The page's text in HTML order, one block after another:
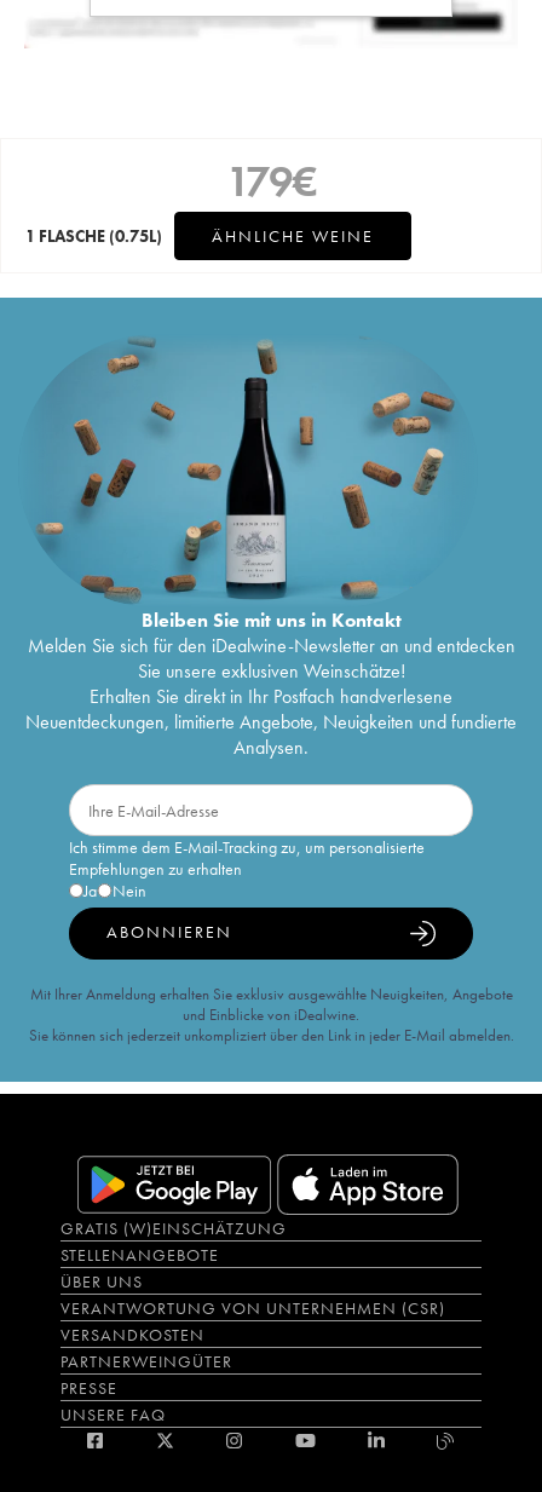
179€
1 FLASCHE (0.75L) ÄHNLICHE WEINE
Bleiben Sie mit uns in Kontakt
Melden Sie sich für den iDealwine-Newsletter an und entdecken
Sie unsere exklusiven Weinschätze!
Erhalten Sie direkt in Ihr Postfach handverlesene
Neuentdeckungen, limitierte Angebote, Neuigkeiten und fundierte
Analysen.
Ich stimme dem E-Mail-Tracking zu, um personalisierte
Empfehlungen zu erhalten
Ja
Nein
ABONNIEREN
Mit Ihrer Anmeldung erhalten Sie exklusiv ausgewählte Neuigkeiten, Angebote
und Einblicke von iDealwine.
Sie können sich jederzeit unkompliziert über den Link in jeder E-Mail abmelden.
GRATIS (W)EINSCHÄTZUNG
STELLENANGEBOTE
ÜBER UNS
VERANTWORTUNG VON UNTERNEHMEN (CSR)
VERSANDKOSTEN
PARTNERWEINGÜTER
PRESSE
UNSERE FAQ